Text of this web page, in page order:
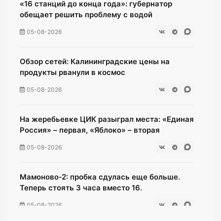
«16 станций до конца года»: губернатор
обещает решить проблему с водой
05-08-2026
Обзор сетей: Калининградские цены на
продукты рванули в космос
05-08-2026
На жеребьевке ЦИК разыграл места: «Единая
Россия» – первая, «Яблоко» – вторая
05-08-2026
Мамоново‑2: пробка сдулась еще больше.
Теперь стоять 3 часа вместо 16.
05-08-2026